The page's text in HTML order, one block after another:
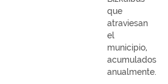
que
atraviesan
el
municipio,
acumulados
anualmente.